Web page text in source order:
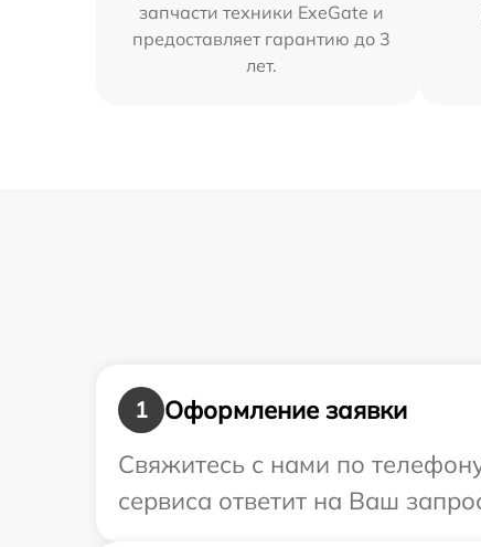
запчасти техники ExeGate и
предоставляет гарантию до 3
лет.
1
Оформление заявки
Свяжитесь с нами по
сервиса ответит на Ваш